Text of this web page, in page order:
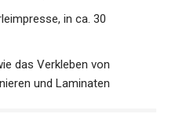
in ca. 30
das Verkleben von
und Laminaten